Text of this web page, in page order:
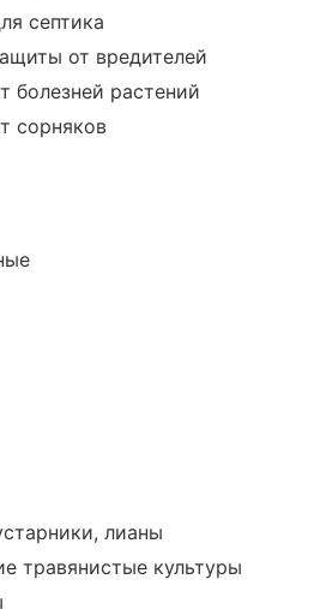
септика
от вредителей
болезней растений
сорняков
лианы
травянистые культуры